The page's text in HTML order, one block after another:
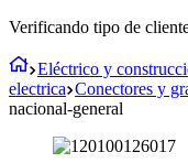
Verificando tipo de
Eléctrico y
electrica Conectores y
nacional-general